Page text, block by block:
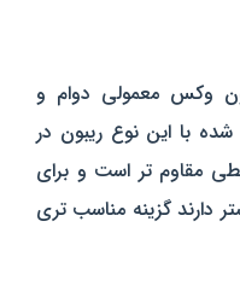
وکس معمولی دوام و
با این نوع ریبون در
مقاوم‌ تر است و برای
دارند گزینه مناسب‌ تری